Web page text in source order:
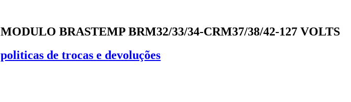
MODULO BRASTEMP BRM32/33/34-CRM37/38/42-127 VOLTS
politicas de trocas e devoluções